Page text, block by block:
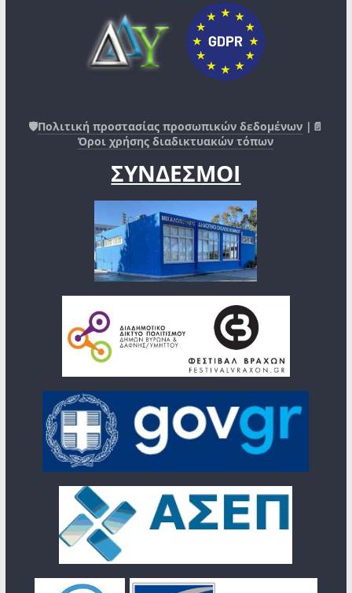
🛡️Πολιτική προστασίας προσωπικών δεδομένων |📄
Όροι χρήσης διαδικτυακών τόπων
ΣΥΝΔΕΣΜΟΙ